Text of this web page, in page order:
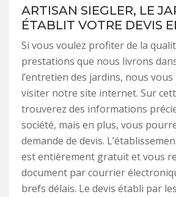
ARTISAN SIEGLER, LE
ÉTABLIT VOTRE DEVIS
Si vous voulez profiter de la
prestations que nous livrons
l’entretien des jardins, nous
visiter notre site internet. Sur
trouverez des informations
société, mais en plus, vous
demande de devis.
est entièrement gratuit et vous
document par courrier
brefs délais. Le devis établi par